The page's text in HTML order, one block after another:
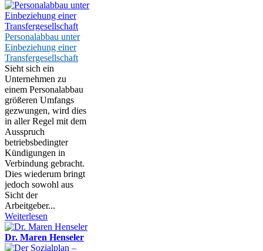
Personalabbau unter
Einbeziehung einer
Transfergesellschaft
Sieht sich ein
Unternehmen zu
einem Personalabbau
größeren Umfangs
gezwungen, wird dies
in aller Regel mit dem
Ausspruch
betriebsbedingter
Kündigungen in
Verbindung gebracht.
Dies wiederum bringt
jedoch sowohl aus
Sicht der
Arbeitgeber...
Weiterlesen
Dr. Maren Henseler